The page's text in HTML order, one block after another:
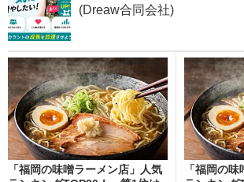
(Dreaw合同会社)
「福岡の味噌ラーメン店」人気
「福岡の